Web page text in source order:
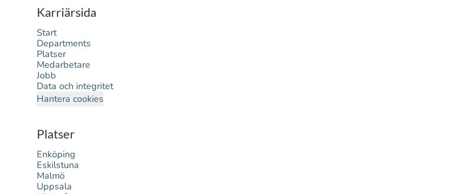
Karriärsida
Start
Departments
Platser
Medarbetare
Jobb
Data och integritet
Hantera cookies
Platser
Enköping
Eskilstuna
Malmö
Uppsala